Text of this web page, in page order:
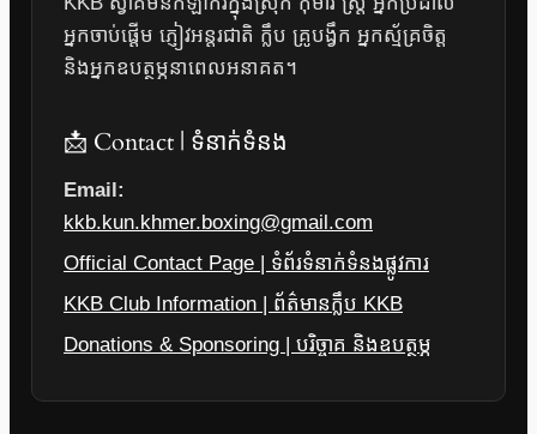
អ្នកចាប់ផ្តើម ភ្ញៀវអន្តរជាតិ ក្លឹប គ្រូបង្វឹក អ្នកស្ម័គ្រចិត្ត
និងអ្នកឧបត្ថម្ភនាពេលអនាគត។
📩 Contact | ទំនាក់ទំនង
Email:
kkb.kun.khmer.boxing@gmail.com
Official Contact Page | ទំព័រទំនាក់ទំនងផ្លូវការ
KKB Club Information | ព័ត៌មានក្លឹប KKB
Donations & Sponsoring | បរិច្ចាគ និងឧបត្ថម្ភ